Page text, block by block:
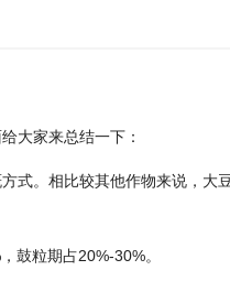
大家来总结一下：
式。相比较其他作物来说，大
鼓粒期占20%-30%。